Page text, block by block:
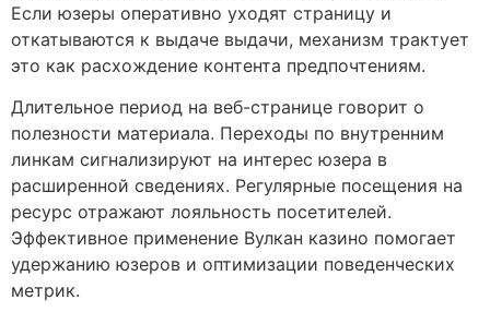
Если юзеры оперативно уходят страницу и
откатываются к выдаче выдачи, механизм трактует
это как расхождение контента предпочтениям.
Длительное период на веб-странице говорит о
полезности материала. Переходы по внутренним
линкам сигнализируют на интерес юзера в
расширенной сведениях. Регулярные посещения на
ресурс отражают лояльность посетителей.
Эффективное применение Вулкан казино помогает
удержанию юзеров и оптимизации поведенческих
метрик.